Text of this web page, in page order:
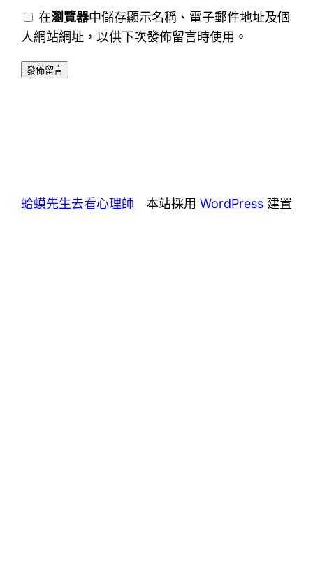
在瀏覽器中儲存顯示名稱、電子郵件地址及個
人網站網址，以供下次發佈留言時使用。
蛤蟆先生去看心理師 本站採用 WordPress建置